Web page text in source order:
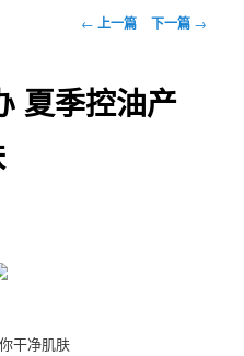
文
航
← 上一篇 下一篇 →
夏季控油产
干净肌肤